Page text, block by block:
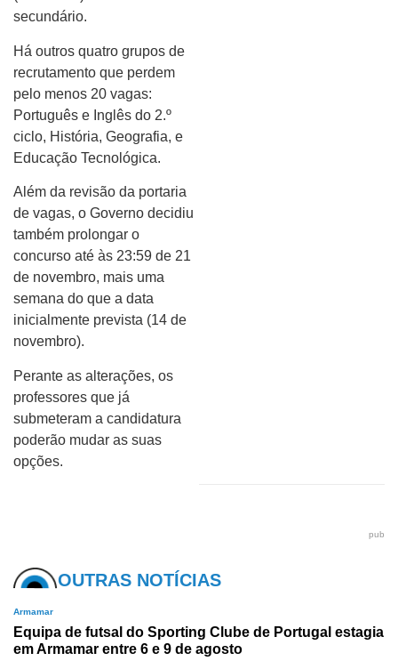
secundário.
Há outros quatro grupos de
recrutamento que perdem
pelo menos 20 vagas:
Português e Inglês do 2.º
ciclo, História, Geografia, e
Educação Tecnológica.
Além da revisão da portaria
de vagas, o Governo decidiu
também prolongar o
concurso até às 23:59 de 21
de novembro, mais uma
semana do que a data
inicialmente prevista (14 de
novembro).
Perante as alterações, os
professores que já
submeteram a candidatura
poderão mudar as suas
opções.
pub
OUTRAS NOTÍCIAS
Armamar
Equipa de futsal do Sporting Clube de Portugal estagia
em Armamar entre 6 e 9 de agosto